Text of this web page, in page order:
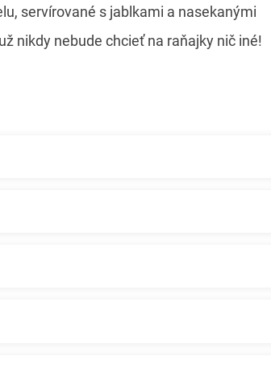
servírované s jablkami a nasekanými
nikdy nebude chcieť na raňajky nič iné!